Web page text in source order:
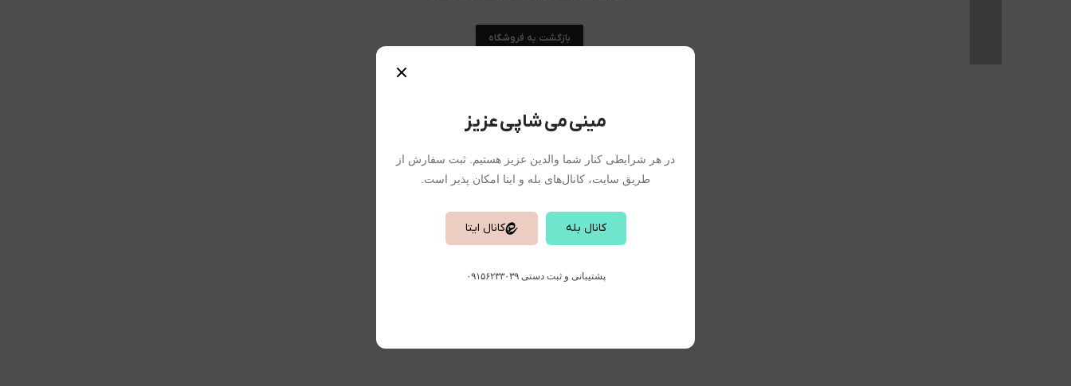
بازگشت به فروشگاه
مینی می شاپی عزیز
در هر شرایطی کنار شما والدین عزیز هستیم. ثبت سفارش از
طریق سایت، کانال‌های بله و ایتا امکان پذیر است.
کانال بله کانال ایتا
پشتیبانی و ثبت دستی ۰۹۱۵۶۲۳۳۰۳۹